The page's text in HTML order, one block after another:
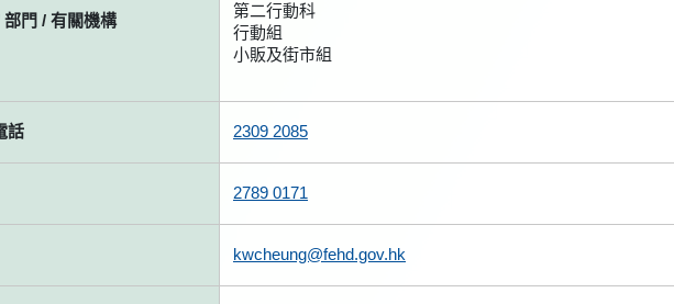
部門 / 有關機構
第二行動科
行動組
小販及街市組
話 2309 2085
2789 0171
kwcheung@fehd.gov.hk